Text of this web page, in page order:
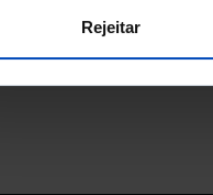
Rejeitar